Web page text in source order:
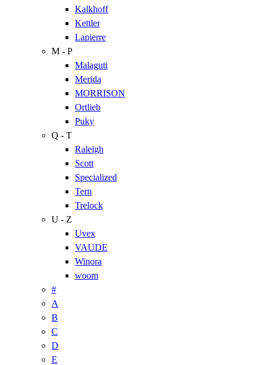
Kalkhoff
Kettler
Lapierre
M - P
Malaguti
Merida
MORRISON
Ortlieb
Puky
Q - T
Raleigh
Scott
Specialized
Tern
Trelock
U - Z
Uvex
VAUDE
Winora
woom
#
A
B
C
D
E